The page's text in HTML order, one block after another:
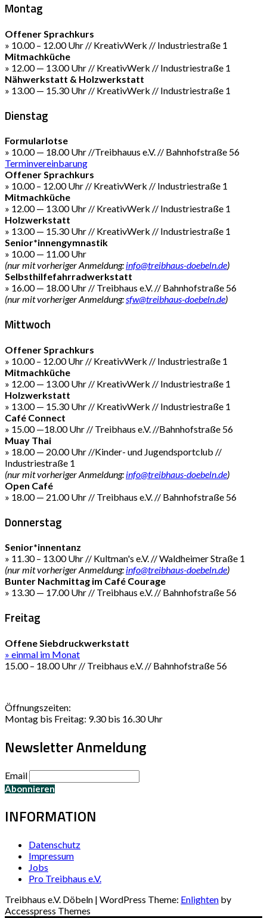
Montag
Offener Sprachkurs
» 10.00 – 12.00 Uhr // KreativWerk // Industriestraße 1
Mitmachküche
» 12.00 — 13.00 Uhr // KreativWerk // Industriestraße 1
Nähwerkstatt & Holzwerkstatt
» 13.00 — 15.30 Uhr // KreativWerk // Industriestraße 1
Dienstag
Formularlotse
» 10.00 — 18.00 Uhr //Treibhauus e.V. // Bahnhofstraße 56
Terminvereinbarung
Offener Sprachkurs
» 10.00 – 12.00 Uhr // KreativWerk // Industriestraße 1
Mitmachküche
» 12.00 — 13.00 Uhr // KreativWerk // Industriestraße 1
Holzwerkstatt
» 13.00 — 15.30 Uhr // KreativWerk // Industriestraße 1
Senior*innengymnastik
» 10.00 — 11.00 Uhr
(nur mit vorheriger Anmeldung: info@treibhaus-doebeln.de)
Selbsthilfefahrradwerkstatt
» 16.00 — 18.00 Uhr // Treibhaus e.V. // Bahnhofstraße 56
(nur mit vorheriger Anmeldung:sfw@treibhaus-doebeln.de)
Mittwoch
Offener Sprachkurs
» 10.00 – 12.00 Uhr // KreativWerk // Industriestraße 1
Mitmachküche
» 12.00 — 13.00 Uhr // KreativWerk // Industriestraße 1
Holzwerkstatt
» 13.00 — 15.30 Uhr // KreativWerk // Industriestraße 1
Café Connect
» 15.00 —18.00 Uhr // Treibhaus e.V. //Bahnhofstraße 56
Muay Thai
» 18.00 — 20.00 Uhr //Kinder- und Jugendsportclub //
Industriestraße 1
(nur mit vorheriger Anmeldung: info@treibhaus-doebeln.de)
Open Café
» 18.00 — 21.00 Uhr // Treibhaus e.V. // Bahnhofstraße 56
Donnerstag
Senior*innentanz
» 11.30 – 13.00 Uhr // Kultman's e.V. // Waldheimer Straße 1
(nur mit vorheriger Anmeldung: info@treibhaus-doebeln.de)
Bunter Nachmittag im Café Courage
» 13.30 — 17.00 Uhr // Treibhaus e.V. // Bahnhofstraße 56
Freitag
Offene Siebdruckwerkstatt
» einmal im Monat
15.00 – 18.00 Uhr // Treibhaus e.V. // Bahnhofstraße 56
Öffnungszeiten:
Montag bis Freitag: 9.30 bis 16.30 Uhr
Newsletter Anmeldung
Email
INFORMATION
Datenschutz
Impressum
Jobs
Pro Treibhaus e.V.
Treibhaus e.V. Döbeln | WordPress Theme: Enlighten by
Accesspress Themes